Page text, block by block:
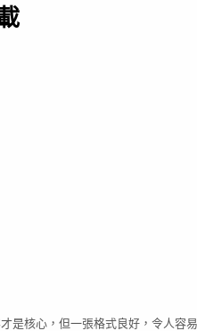
是核心，但一張格式良好，令人容